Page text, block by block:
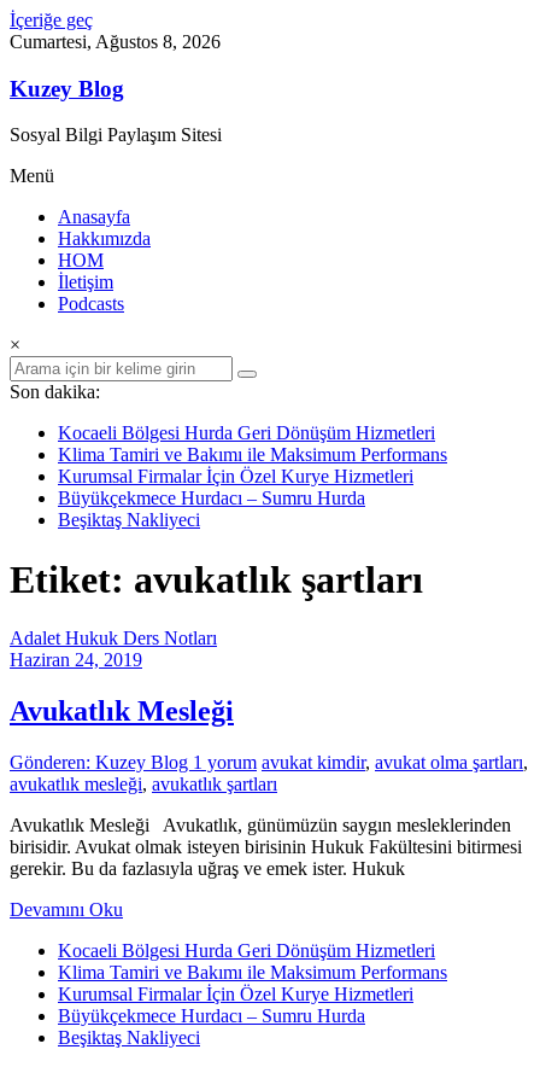
İçeriğe geç
Cumartesi, Ağustos 8, 2026
Kuzey Blog
Sosyal Bilgi Paylaşım Sitesi
Menü
Anasayfa
Hakkımızda
HOM
İletişim
Podcasts
×
Son dakika:
Kocaeli Bölgesi Hurda Geri Dönüşüm Hizmetleri
Klima Tamiri ve Bakımı ile Maksimum Performans
Kurumsal Firmalar İçin Özel Kurye Hizmetleri
Büyükçekmece Hurdacı – Sumru Hurda
Beşiktaş Nakliyeci
Etiket: avukatlık şartları
Adalet Hukuk Ders Notları
Haziran 24, 2019
Avukatlık Mesleği
Gönderen: Kuzey Blog 1 yorum avukat kimdir, avukat olma şartları,
avukatlık mesleği, avukatlık şartları
Avukatlık Mesleği Avukatlık, günümüzün saygın mesleklerinden
birisidir. Avukat olmak isteyen birisinin Hukuk Fakültesini bitirmesi
gerekir. Bu da fazlasıyla uğraş ve emek ister. Hukuk
Devamını Oku
Kocaeli Bölgesi Hurda Geri Dönüşüm Hizmetleri
Klima Tamiri ve Bakımı ile Maksimum Performans
Kurumsal Firmalar İçin Özel Kurye Hizmetleri
Büyükçekmece Hurdacı – Sumru Hurda
Beşiktaş Nakliyeci